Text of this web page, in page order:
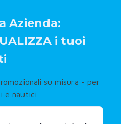
Azienda:
i tuoi
su misura - per
e nautici